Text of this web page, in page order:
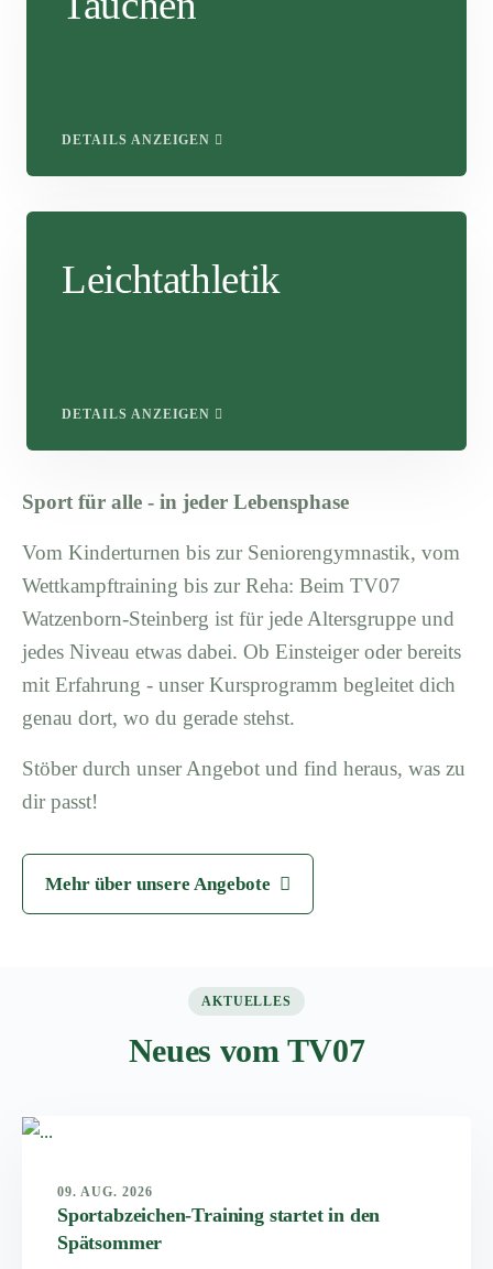
DETAILS ANZEIGEN
Leichtathletik
DETAILS ANZEIGEN
Sport für alle - in jeder Lebensphase
Vom Kinderturnen bis zur Seniorengymnastik, vom
Wettkampftraining bis zur Reha: Beim TV07
Watzenborn-Steinberg ist für jede Altersgruppe und
jedes Niveau etwas dabei. Ob Einsteiger oder bereits
mit Erfahrung - unser Kursprogramm begleitet dich
genau dort, wo du gerade stehst.
Stöber durch unser Angebot und find heraus, was zu
dir passt!
Mehr über unsere Angebote
AKTUELLES
Neues vom TV07
09. AUG. 2026
Sportabzeichen-Training startet in den
Spätsommer